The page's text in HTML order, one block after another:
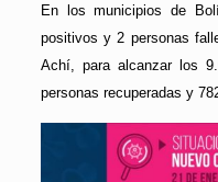
En los municipios de
positivos y 2 personas
Achí, para alcanzar los
personas recuperadas y